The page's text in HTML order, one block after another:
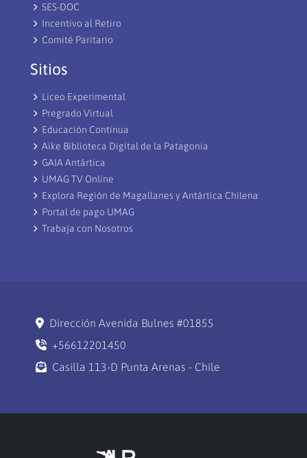
SES-DOC
Incentivo al Retiro
Comité Paritario
Sitios
Liceo Experimental
Pregrado Virtual
Educación Continua
Aike Biblioteca Digital de la Patagonia
GAIA Antártica
UMAG TV Online
Explora Región de Magallanes y Antártica Chilena
Portal de pago UMAG
Trabaja con Nosotros
Dirección Avenida Bulnes #01855
+56612201450
Casilla 113-D Punta Arenas - Chile